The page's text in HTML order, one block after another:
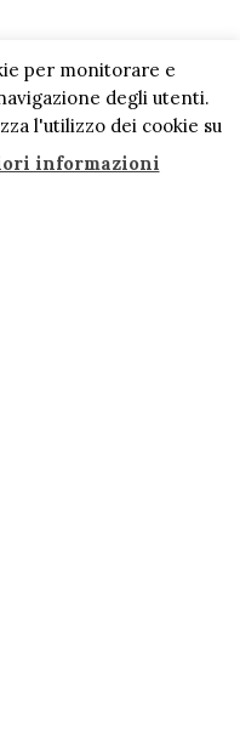
per monitorare e
degli utenti.
l'utilizzo dei cookie su
informazioni